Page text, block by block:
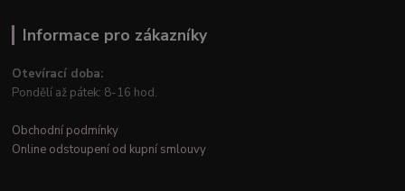
Informace pro zákazníky
Otevírací doba:
Pondělí až pátek: 8-16 hod.
Obchodní podmínky
Online odstoupení od kupní smlouvy